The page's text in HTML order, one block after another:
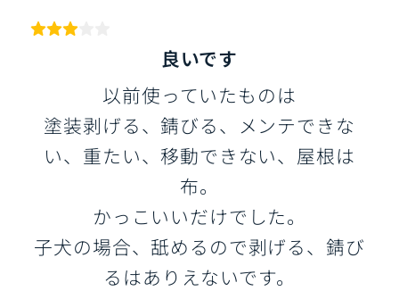
良いです
以前使っていたものは
塗装剥げる、錆びる、メンテできな
い、重たい、移動できない、屋根は
布。
かっこいいだけでした。
子犬の場合、舐めるので剥げる、錆び
るはありえないです。